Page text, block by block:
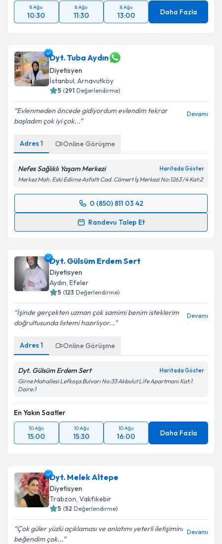
8 Ağu
10:30
8 Ağu
11:30
8 Ağu
13:00 Daha Fazla
Dyt. Tuba Aydın
Diyetisyen
İstanbul, Arnavutköy
5 (291 Değerlendirme)
Evlenmeden öncede gidiyordum evlendim tekrar
başladım çok iyi çok...
Devamı
Adres 1 Online Görüşme
Nefes Sağlıklı Yaşam Merkezi Haritada Göster
Merkez Mah. Eski Edirne Asfaltı Cad. Cömert İş Merkezi No:1263 /4 Kat:2
0 (850) 811 03 42
Randevu Talep Et
Randevu Takvimi Talebi
hazırlandığında e-posta ile bilgilendireceğiz.
E-posta Adresiniz
Kişisel verilerimin işlenmesine ilişkin
kapsamda işlenmesini kabul ediyorum.
Takvim Talebini Gönder
Dyt. Gülsüm Erdem Sert
Diyetisyen
Aydın, Efeler
5 (123 Değerlendirme)
İşinde gerçekten uzman çok samimi benim isteklerim
doğrultusunda listemi hazırlıyor...
Devamı
Adres 1 Online Görüşme
Dyt. Gülsüm Erdem Sert Haritada Göster
Girne Mahallesi Lefkoşa Bulvarı No:33 Akbulut Life Apartmanı Kat:1
Daire:1
En Yakın Saatler
10 Ağu
15:00
10 Ağu
15:30
10 Ağu
16:00 Daha Fazla
Dyt. Melek Altepe
Diyetisyen
Trabzon, Vakfıkebir
5 (52 Değerlendirme)
Çok güler yüzlü açıklaması ve anlatımı yeterli iletişimini
beğendim çok...
Devamı